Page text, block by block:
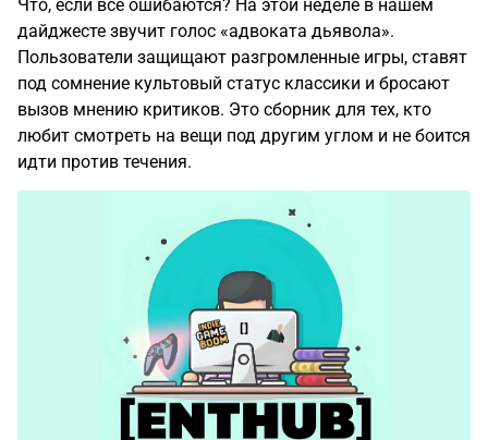
Что, если все ошибаются? На этой неделе в нашем
дайджесте звучит голос «адвоката дьявола».
Пользователи защищают разгромленные игры, ставят
под сомнение культовый статус классики и бросают
вызов мнению критиков. Это сборник для тех, кто
любит смотреть на вещи под другим углом и не боится
идти против течения.